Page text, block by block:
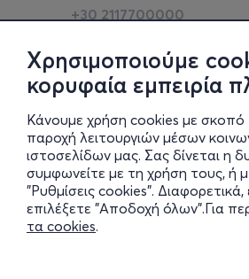
Χρησιμοποιούμε
κορυφαία εμπειρία
Κάνουμε χρήση cookies με σκοπό
παροχή λειτουργιών μέσων
ιστοσελίδων μας. Σας δίνεται
συμφωνείτε με τη χρήση τους, ή
"Ρυθμίσεις cookies".
επιλέξετε "Αποδοχή όλων".Για
τα cookies.
+30 2117700000
Φυσικά σημεία